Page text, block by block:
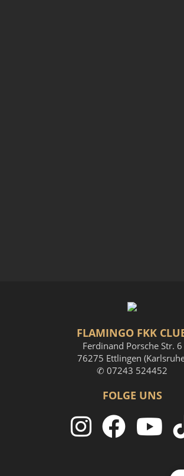
FLAMINGO FKK
Ferdinand Porsche Str. 6
76275 Ettlingen
✆ 07243 524452
FOLGE UNS